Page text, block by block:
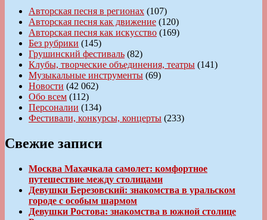
Авторская песня в регионах (107)
Авторская песня как движение (120)
Авторская песня как искусство (169)
Без рубрики (145)
Грушинский фестиваль (82)
Клубы, творческие объединения, театры (141)
Музыкальные инструменты (69)
Новости (42 062)
Обо всем (112)
Персоналии (134)
Фестивали, конкурсы, концерты (233)
Свежие записи
Москва Махачкала самолет: комфортное
путешествие между столицами
Девушки Березовский: знакомства в уральском
городе с особым шармом
Девушки Ростова: знакомства в южной столице